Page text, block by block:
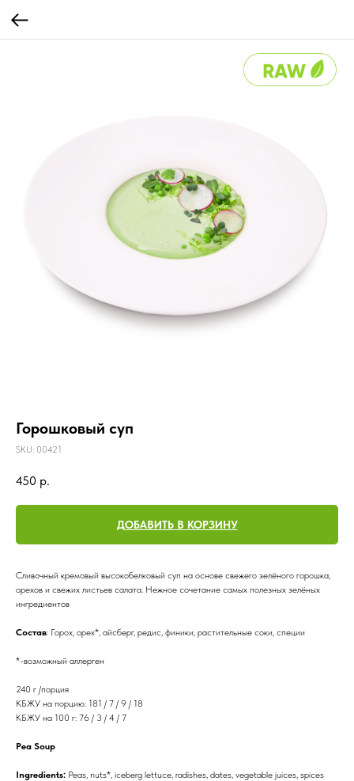
Горошковый суп
SKU: 00421
450 р.
ДОБАВИТЬ В КОРЗИНУ
Сливочный кремовый высокобелковый суп на основе свежего зелёного горошка,
орехов и свежих листьев салата. Нежное сочетание самых полезных зелёных
ингредиентов
Состав: Горох, орех*, айсберг, редис, финики, растительные соки, специи
*-возможный аллерген
240 г /порция
КБЖУ на порцию: 181 / 7 / 9 / 18
КБЖУ на 100 г: 76 / 3 / 4 / 7
Pea Soup
Ingredients: Peas, nuts*, iceberg lettuce, radishes, dates, vegetable juices, spices